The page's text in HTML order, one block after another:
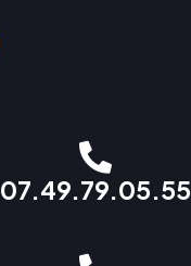
07.49.79.05.55